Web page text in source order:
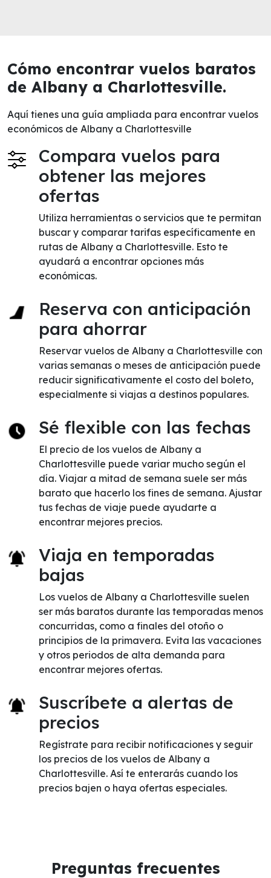
Cómo encontrar vuelos baratos
de Albany a Charlottesville.
Aquí tienes una guía ampliada para encontrar vuelos
económicos de Albany a Charlottesville
Compara vuelos para
obtener las mejores
ofertas
Utiliza herramientas o servicios que te permitan
buscar y comparar tarifas específicamente en
rutas de Albany a Charlottesville. Esto te
ayudará a encontrar opciones más
económicas.
Reserva con anticipación
para ahorrar
Reservar vuelos de Albany a Charlottesville con
varias semanas o meses de anticipación puede
reducir significativamente el costo del boleto,
especialmente si viajas a destinos populares.
Sé flexible con las fechas
El precio de los vuelos de Albany a
Charlottesville puede variar mucho según el
día. Viajar a mitad de semana suele ser más
barato que hacerlo los fines de semana. Ajustar
tus fechas de viaje puede ayudarte a
encontrar mejores precios.
Viaja en temporadas
bajas
Los vuelos de Albany a Charlottesville suelen
ser más baratos durante las temporadas menos
concurridas, como a finales del otoño o
principios de la primavera. Evita las vacaciones
y otros periodos de alta demanda para
encontrar mejores ofertas.
Suscríbete a alertas de
precios
Regístrate para recibir notificaciones y seguir
los precios de los vuelos de Albany a
Charlottesville. Así te enterarás cuando los
precios bajen o haya ofertas especiales.
Preguntas frecuentes